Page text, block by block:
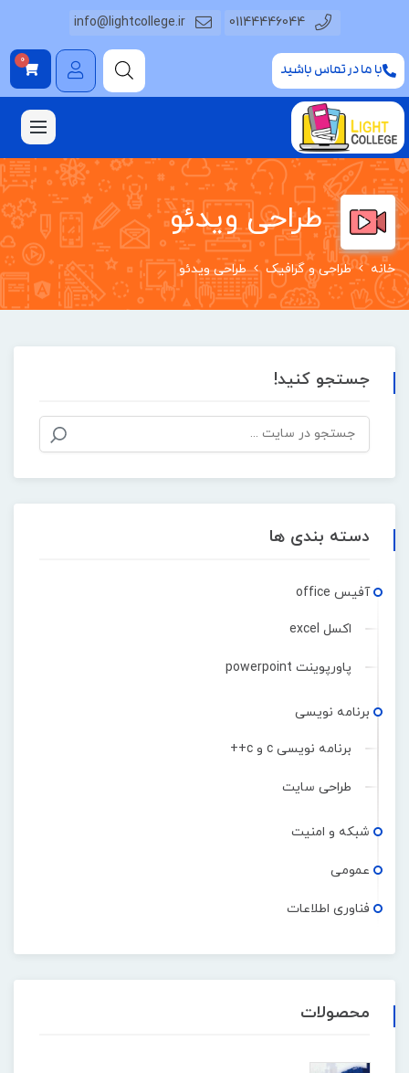
01144446044
info@lightcollege.ir
با ما در تماس باشید
0
طراحی ویدئو
خانه طراحی و گرافیک طراحی ویدئو
جستجو کنید!
دسته بندی ها
آفیس office
اکسل excel
پاورپوینت powerpoint
برنامه نویسی
برنامه نویسی c و c++
طراحی سایت
شبکه و امنیت
عمومی
فناوری اطلاعات
محصولات